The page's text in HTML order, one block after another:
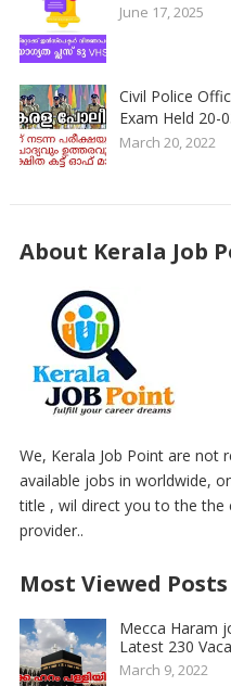
June 17, 2025
Civil Police
Exam Held 20-
March 20, 2022
About Kerala Job
We, Kerala Job Point are not
available jobs in worldwide,
title , wil direct you to the the
provider..
Most Viewed Posts
Mecca Haram
Latest 230
March 9, 2022